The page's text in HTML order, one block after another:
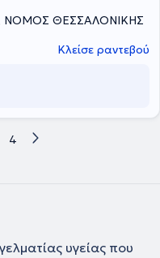
ΝΟΜΟΣ ΘΕΣΣΑΛΟΝΙΚΗΣ
Κλείσε ραντεβού
4
υγείας που